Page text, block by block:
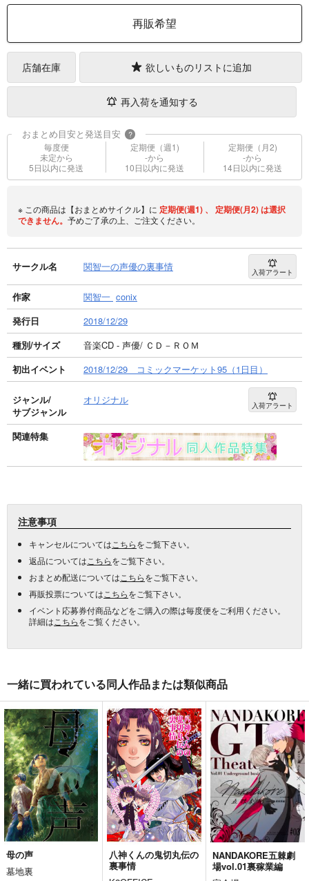
再販希望
店舗在庫 欲しいものリストに追加
再入荷を通知する
おまとめ目安と発送目安 ?
毎度便
未定から
5日以内に発送
定期便（週1)
-から
10日以内に発送
定期便（月2)
-から
14日以内に発送
※ この商品は【おまとめサイクル】に 定期便(週1) 、 定期便(月2)は選択
できません。 予めご了承の上、ご注文ください。
サークル名 関智一の声優の裏事情 入荷アラート
作家 関智一 conix
発行日
2018/12/29
種別/サイズ
音楽CD - 声優/ ＣＤ－ＲＯＭ
初出イベント
2018/12/29 コミックマーケット95（1日目）
ジャンル/
サブジャンル
オリジナル 入荷アラート
関連特集
注意事項
キャンセルについては こちらをご覧下さい。
返品については こちらをご覧下さい。
おまとめ配送については こちらをご覧下さい。
再販投票については こちらをご覧下さい。
イベント応募券付商品などをご購入の際は毎度便をご利用ください。
詳細は こちらをご覧ください。
一緒に買われている同人作品または類似商品
母の声
墓地裏
八神くんの鬼切丸伝の
裏事情
NANDAKORE五棘劇
場vol.01裏稼業編